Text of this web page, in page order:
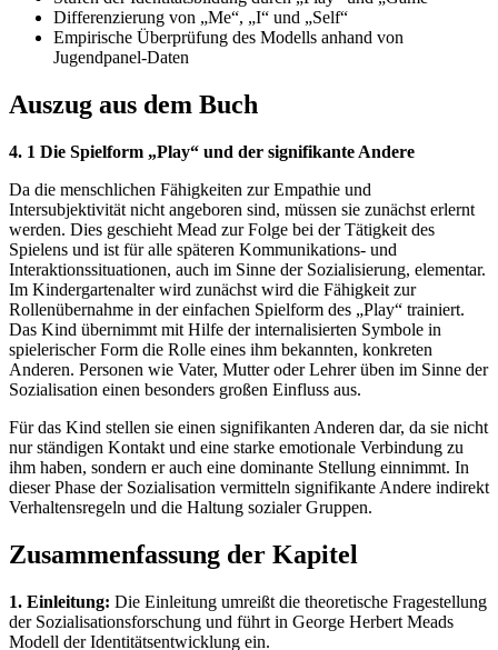
Differenzierung von „Me“, „I“ und „Self“
Empirische Überprüfung des Modells anhand von
Jugendpanel-Daten
Auszug aus dem Buch
4. 1 Die Spielform „Play“ und der signifikante Andere
Da die menschlichen Fähigkeiten zur Empathie und
Intersubjektivität nicht angeboren sind, müssen sie zunächst erlernt
werden. Dies geschieht Mead zur Folge bei der Tätigkeit des
Spielens und ist für alle späteren Kommunikations- und
Interaktionssituationen, auch im Sinne der Sozialisierung, elementar.
Im Kindergartenalter wird zunächst wird die Fähigkeit zur
Rollenübernahme in der einfachen Spielform des „Play“ trainiert.
Das Kind übernimmt mit Hilfe der internalisierten Symbole in
spielerischer Form die Rolle eines ihm bekannten, konkreten
Anderen. Personen wie Vater, Mutter oder Lehrer üben im Sinne der
Sozialisation einen besonders großen Einfluss aus.
Für das Kind stellen sie einen signifikanten Anderen dar, da sie nicht
nur ständigen Kontakt und eine starke emotionale Verbindung zu
ihm haben, sondern er auch eine dominante Stellung einnimmt. In
dieser Phase der Sozialisation vermitteln signifikante Andere indirekt
Verhaltensregeln und die Haltung sozialer Gruppen.
Zusammenfassung der Kapitel
1. Einleitung: Die Einleitung umreißt die theoretische Fragestellung
der Sozialisationsforschung und führt in George Herbert Meads
Modell der Identitätsentwicklung ein.